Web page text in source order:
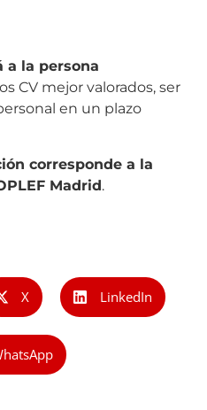
a la persona
CV mejor valorados, ser
en un plazo
corresponde a la
Madrid.
X LinkedIn